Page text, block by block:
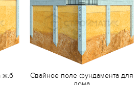
ж.б
Свайное поле фундамента для